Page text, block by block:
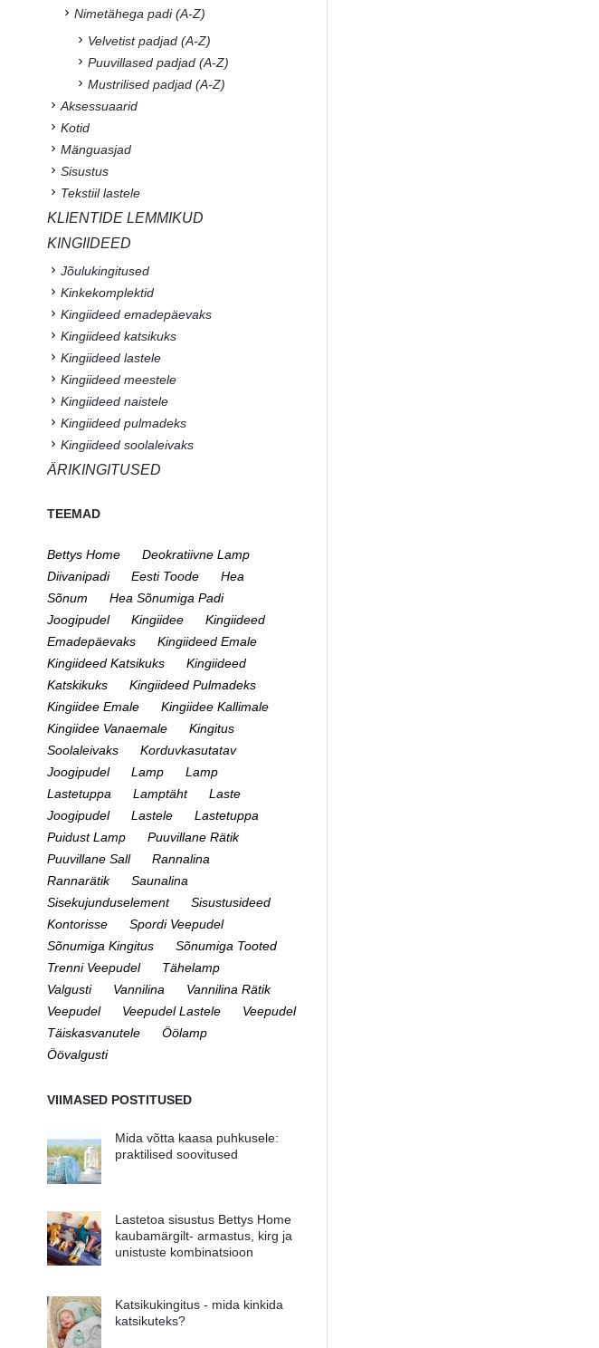
Nimetähega padi (A-Z)
Velvetist padjad (A-Z)
Puuvillased padjad (A-Z)
Mustrilised padjad (A-Z)
Aksessuaarid
Kotid
Mänguasjad
Sisustus
Tekstiil lastele
KLIENTIDE LEMMIKUD
KINGIIDEED
Jõulukingitused
Kinkekomplektid
Kingiideed emadepäevaks
Kingiideed katsikuks
Kingiideed lastele
Kingiideed meestele
Kingiideed naistele
Kingiideed pulmadeks
Kingiideed soolaleivaks
ÄRIKINGITUSED
TEEMAD
Bettys Home
Deokratiivne Lamp
Diivanipadi
Eesti Toode
Hea
Sõnum
Hea Sõnumiga Padi
Joogipudel
Kingiidee
Kingiideed
Emadepäevaks
Kingiideed Emale
Kingiideed Katsikuks
Kingiideed
Katskikuks
Kingiideed Pulmadeks
Kingiidee Emale
Kingiidee Kallimale
Kingiidee Vanaemale
Kingitus
Soolaleivaks
Korduvkasutatav
Joogipudel
Lamp
Lamp
Lastetuppa
Lamptäht
Laste
Joogipudel
Lastele
Lastetuppa
Puidust Lamp
Puuvillane Rätik
Puuvillane Sall
Rannalina
Rannarätik
Saunalina
Sisekujunduselement
Sisustusideed
Kontorisse
Spordi Veepudel
Sõnumiga Kingitus
Sõnumiga Tooted
Trenni Veepudel
Tähelamp
Valgusti
Vannilina
Vannilina Rätik
Veepudel
Veepudel Lastele
Veepudel
Täiskasvanutele
Öölamp
Öövalgusti
VIIMASED POSTITUSED
Mida võtta kaasa puhkusele:
praktilised soovitused
Lastetoa sisustus Bettys Home
kaubamärgilt- armastus, kirg ja
unistuste kombinatsioon
Katsikukingitus - mida kinkida
katsikuteks?